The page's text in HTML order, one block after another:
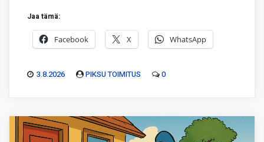
Jaa tämä:
Facebook X WhatsApp
3.8.2026 PIKSU TOIMITUS 0